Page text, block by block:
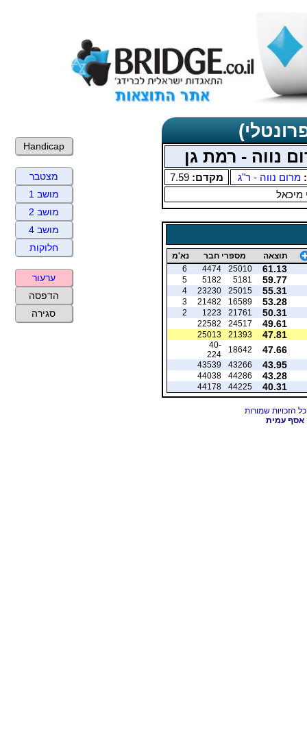
נווה - רמת גן
מרום נווה - ר"ג מקדם:7.59
מיכאל
תוצאה מספרי חבר נא'מ
61.13
25010
4474
6
59.77
5181
5182
5
55.31
25015
23230
4
53.28
16589
21482
3
50.31
21761
1223
2
49.61
24517
22582
47.81
21393
25013
47.66
18642
40-
224
43.95
43266
43539
43.28
44286
44038
40.31
44225
44178
אסף עמית
Handicap
מצטבר
מושב 1
מושב 2
מושב 4
חלוקות
ערעור
הדפסה
סגירה